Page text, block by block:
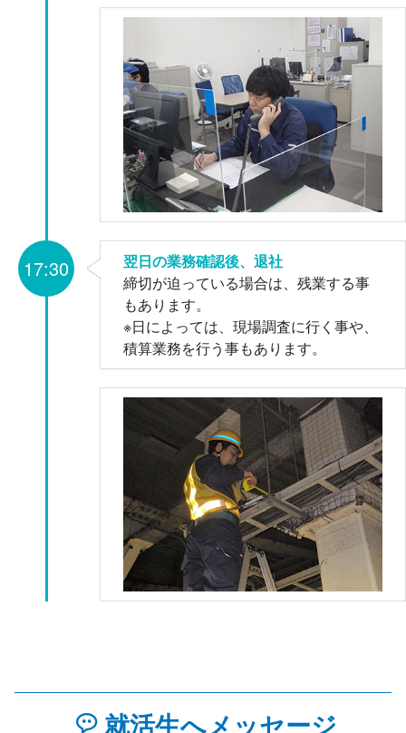
翌日の業務確認後、退社
締切が迫っている場合は、残業する事
もあります。
※日によっては、現場調査に行く事や、
積算業務を行う事もあります。
17:30
就活生へメッセージ